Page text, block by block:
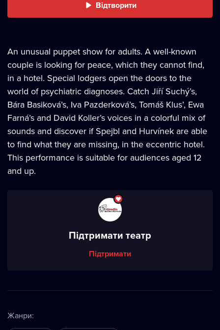
Відтворити
An unusual puppet show for adults. A well-known
couple is looking for peace, which they cannot find,
in a hotel. Special lodgers open the doors to the
world of psychiatric diagnoses. Catch Jiří Suchý’s,
Bára Basiková’s, Iva Pazderková’s, Tomáš Klus’, Ewa
Farná’s and David Koller’s voices in a colorful mix of
sounds and discover if Spejbl and Hurvínek are able
to find what they are missing, in the eccentric hotel.
This performance is suitable for audiences aged 12
and up.
Підтримати театр
Підтримати
Жанри: